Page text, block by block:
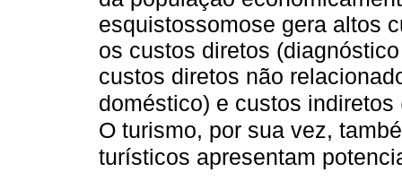
esquistossomose gera altos
os custos diretos
custos diretos não
doméstico) e custos
O turismo, por sua vez,
turísticos apresentam